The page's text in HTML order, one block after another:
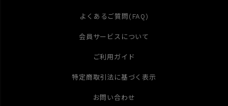
よくあるご質問(FAQ)
会員サービスについて
ご利用ガイド
特定商取引法に基づく表示
お問い合わせ